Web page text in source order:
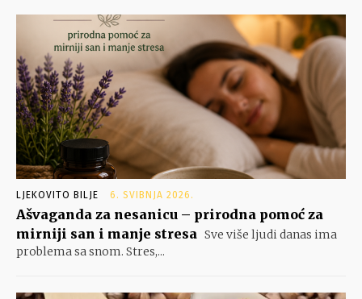
LJEKOVITO BILJE 6. SVIBNJA 2026.
Ašvaganda za nesanicu – prirodna pomoć za
mirniji san i manje stresa Sve više ljudi danas ima
problema sa snom. Stres,...